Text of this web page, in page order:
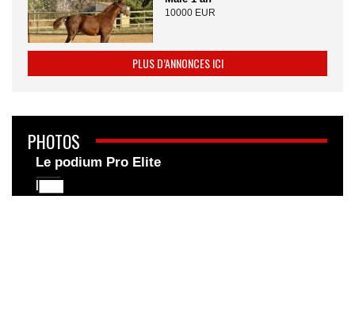
10000 EUR
PLUS D’ANNONCES ICI
PHOTOS
Le podium Pro Elite